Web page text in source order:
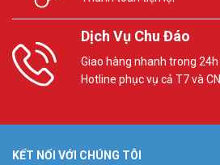
Dịch Vụ Chu Đáo
Giao hàng nhanh trong 24h
Hotline phục vụ cả T7 và CN
KẾT NỐI VỚI CHÚNG TÔI